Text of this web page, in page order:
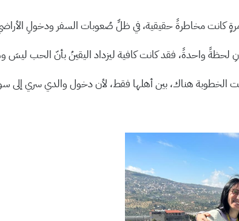
كانت مخاطرةً حقيقية، في ظلِّ صُعوبات السفر ودخولِ
لحظةً واحدةً، فقد كانت كافية ليزداد اليقينُ بأنّ الحب
هناك، بين أهلها فقط، لأن دخول والدي سري إلى